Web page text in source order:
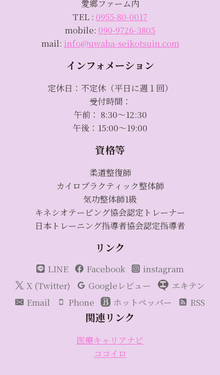
愛郷ファーム内
TEL : 0955-80-0017
mobile: 090-9726-3805
mail: info@uwaba-seikotsuin.com
インフォメーション
定休日：不定休（平日に週１回）
受付時間：
午前： 8:30～12:30
午後：15:00～19:00
資格等
柔道整復師
カイロプラクティック整体師
気功整体師1級
キネシオテーピング協会認定トレーナー
日本トレーニング指導者協会認定指導者
リンク
LINE Facebook
instagram
X (Twitter)
Googleレビュー
エキテン
Email
Phone ホットペッパー RSS
関連リンク
医療キャリアナビ
ココイロ